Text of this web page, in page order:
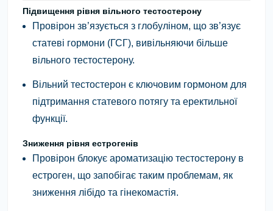
Підвищення рівня вільного тестостерону
Провірон зв’язується з глобуліном, що зв’язує
статеві гормони (ГСГ), вивільняючи більше
вільного тестостерону.
Вільний тестостерон є ключовим гормоном для
підтримання статевого потягу та еректильної
функції.
Зниження рівня естрогенів
Провірон блокує ароматизацію тестостерону в
естроген, що запобігає таким проблемам, як
зниження лібідо та гінекомастія.